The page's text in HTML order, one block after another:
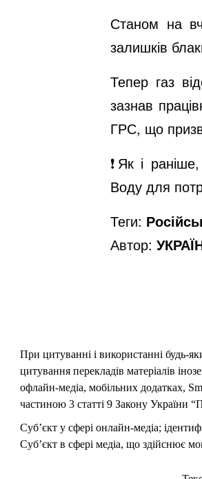
Станом на
залишків
Тепер газ
зазнав
ГРС, що
❗️Як і
Воду для
Теги:
Автор:
При цитуванні і використанні будь-
цитування перекладів матеріалів
офлайн-медіа, мобільних додатках,
частиною 3 статті 9 Закону України
Суб’єкт у сфері онлайн-медіа;
Суб’єкт в сфері медіа, що здійснює